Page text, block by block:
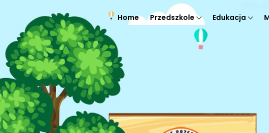
Home Przedszkole Edukacja